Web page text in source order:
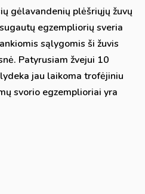
gėlavandenių plėšriųjų žuvų
egzempliorių sveria
sąlygomis ši žuvis
Patyrusiam žvejui 10
jau laikoma trofėjiniu
svorio egzemplioriai yra